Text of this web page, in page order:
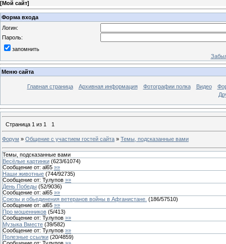
[Мой сайт]
Форма входа
Логин:
Пароль:
запомнить
Меню сайта
Главная страница Архивная информация Фотографии полка Видео
Страница 1 из 1 1
Форум » Общение с участием гостей сайта » Темы, подсказанные вами
Темы, подсказанные вами
Весёлые картинки (623/61074)
Сообщение от: al65 »»
Наши животные (744/92735)
Сообщение от: Тулупов »»
День Победы (52/9036)
Сообщение от: al65 »»
Союзы и обьединения ветеранов войны в Афганистане. (186/57510)
Сообщение от: al65 »»
Про мошенников (5/413)
Сообщение от: Тулупов »»
Музыка Вместе (39/582)
Сообщение от: Тулупов »»
Полезные ссылки (20/4859)